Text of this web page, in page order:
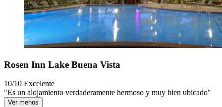
Rosen Inn Lake Buena Vista
10/10 Excelente
"Es un alojamiento verdaderamente hermoso y muy bien ubicado"
Ver menos